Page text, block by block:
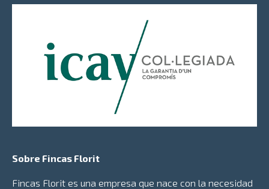
Sobre Fincas Florit
Fincas Florit es una empresa que nace con la necesidad